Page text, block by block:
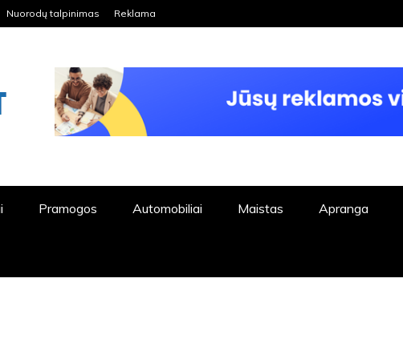
Nuorodų talpinimas Reklama
Pramogos Automobiliai Maistas Apranga